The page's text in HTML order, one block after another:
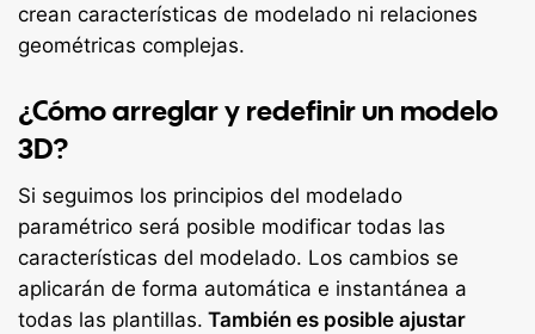
crean características de modelado ni relaciones
geométricas complejas.
¿Cómo arreglar y redefinir un modelo
3D?
Si seguimos los principios del modelado
paramétrico será posible modificar todas las
características del modelado. Los cambios se
aplicarán de forma automática e instantánea a
todas las plantillas. También es posible ajustar